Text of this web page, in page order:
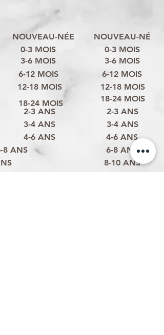
8 ANS
4-6 ANS
3-4 ANS
2-3 ANS
NOUVEAU-NÉE
0-3 MOIS
6-12 MOIS
12-18 MOIS
18-24 MOIS
3-6 MOIS
8-10 ANS
6-8 ANS
4-6 ANS
3-4 ANS
2-3 ANS
NOUVEAU-NÉ
0-3 MOIS
6-12 MOIS
12-18 MOIS
18-24 MOIS
3-6 MOIS